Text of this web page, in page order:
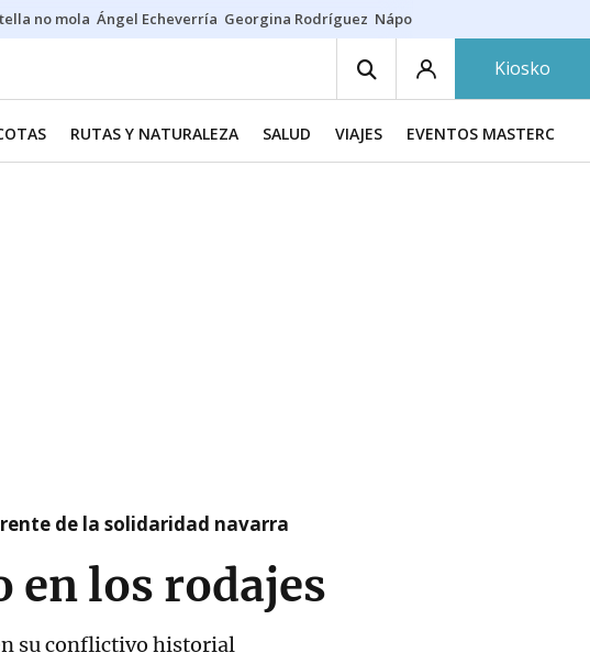
no mola Ángel Echeverría Georgina Rodríguez Nápoles - Osasuna
Kiosko
RUTAS Y NATURALEZA SALUD VIAJES EVENTOS MASTERCHEF
de la solidaridad navarra
en los rodajes
su conflictivo historial